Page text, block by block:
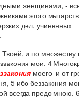
женщинами, -
этого
дел, учиненных
Твоей, и по
мои. 4
моего, и от
5 ибо беззакония
всегда предо мною. 6